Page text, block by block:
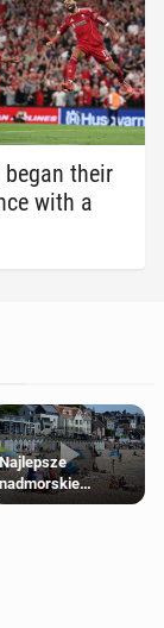
their
with a
Najlepsze
nadmorskie
miasteczko blisko